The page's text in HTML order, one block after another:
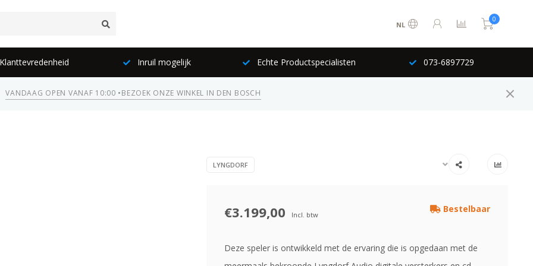
NL
0
Inruil mogelijk Echte Productspecialisten 073-6897729
VANDAAG OPEN VANAF 10:00 •BEZOEK ONZE WINKEL IN DEN BOSCH
LYNGDORF
€3.199,00 Incl. btw
Bestelbaar
Deze speler is ontwikkeld met de ervaring die is opgedaan met de